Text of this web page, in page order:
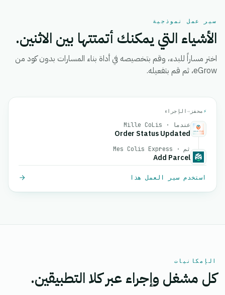
سير عمل نموذجية
الأشياء التي يمكنك أتمتتها بين الاثنين.
اختر مساراً للبدء، وقم بتخصيصه في أداة بناء المسارات بدون كود من
eGrow، ثم قم بتفعيله.
⚡ محفز →الإجراء
عندما · Mille CoLis
Order Status Updated
ثم · Mes Colis Express
Add Parcel
استخدم سير العمل هذا
الإمكانيات
كل مشغل وإجراء عبر كلا التطبيقين.